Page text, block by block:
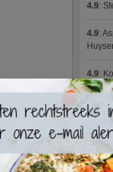
4.9:
4.9:
4.9:
4.9:
4.9: